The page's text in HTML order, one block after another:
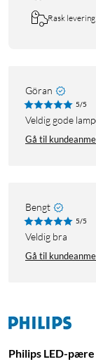
Rask levering
Göran
5/5
Veldig gode
Gå til
Bengt
5/5
Veldig bra
Gå til
Philips LED-